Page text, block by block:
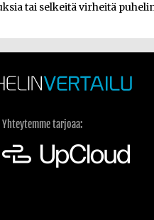
tai selkeitä virheitä
Yhteytemme tarjoaa: